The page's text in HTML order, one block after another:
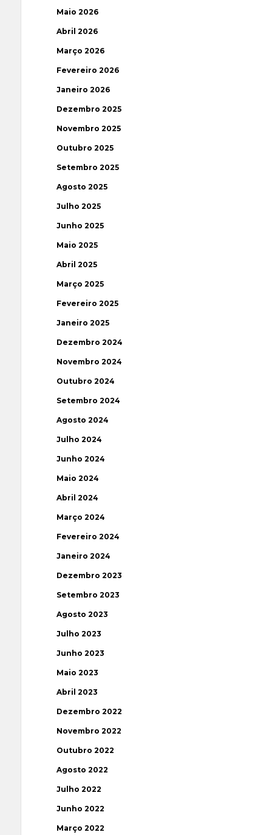
Maio 2026
Abril 2026
Março 2026
Fevereiro 2026
Janeiro 2026
Dezembro 2025
Novembro 2025
Outubro 2025
Setembro 2025
Agosto 2025
Julho 2025
Junho 2025
Maio 2025
Abril 2025
Março 2025
Fevereiro 2025
Janeiro 2025
Dezembro 2024
Novembro 2024
Outubro 2024
Setembro 2024
Agosto 2024
Julho 2024
Junho 2024
Maio 2024
Abril 2024
Março 2024
Fevereiro 2024
Janeiro 2024
Dezembro 2023
Setembro 2023
Agosto 2023
Julho 2023
Junho 2023
Maio 2023
Abril 2023
Dezembro 2022
Novembro 2022
Outubro 2022
Agosto 2022
Julho 2022
Junho 2022
Março 2022